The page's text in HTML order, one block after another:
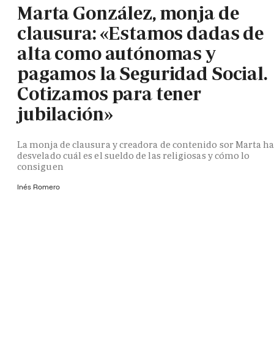
Marta González, monja de
clausura: «Estamos dadas de
alta como autónomas y
pagamos la Seguridad Social.
Cotizamos para tener
jubilación»
La monja de clausura y creadora de contenido sor Marta ha
desvelado cuál es el sueldo de las religiosas y cómo lo
consiguen
Inés Romero